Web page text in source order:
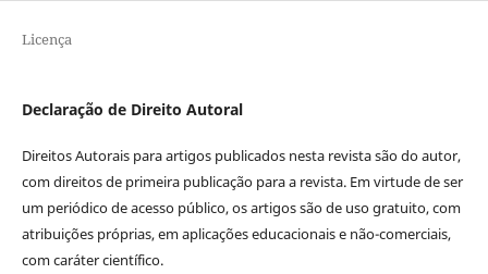
Licença
Declaração de Direito Autoral
Direitos Autorais para artigos publicados nesta revista são do autor,
com direitos de primeira publicação para a revista. Em virtude de ser
um periódico de acesso público, os artigos são de uso gratuito, com
atribuições próprias, em aplicações educacionais e não-comerciais,
com caráter científico.